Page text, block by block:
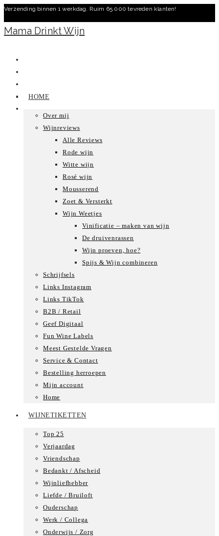
Ga
naar
inhoud
Verzending binnen 1 werkdag. Ruim 65.000 tevreden klanten!
Mama Drinkt Wijn
HOME
Over mij
Wijnreviews
Alle Reviews
Rode wijn
Witte wijn
Rosé wijn
Mousserend
Zoet & Versterkt
Wijn Weetjes
Vinificatie – maken van wijn
De druivenrassen
Wijn proeven, hoe?
Spijs & Wijn combineren
Schrijfsels
Links Instagram
Links TikTok
B2B / Retail
Geef Digitaal
Fun Wine Labels
Meest Gestelde Vragen
Service & Contact
Bestelling herroepen
Mijn account
Home
WIJNETIKETTEN
Top 25
Verjaardag
Vriendschap
Bedankt / Afscheid
Wijnliefhebber
Liefde / Bruiloft
Ouderschap
Werk / Collega
Onderwijs / Zorg